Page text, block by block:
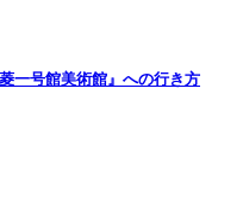
一号館美術館』への行き方